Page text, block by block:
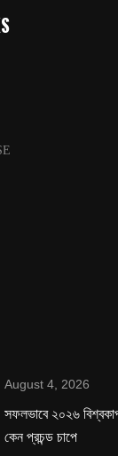
August 4, 2026
সফলভাবে ২০২৬
কেন প্রচন্ড চাপে